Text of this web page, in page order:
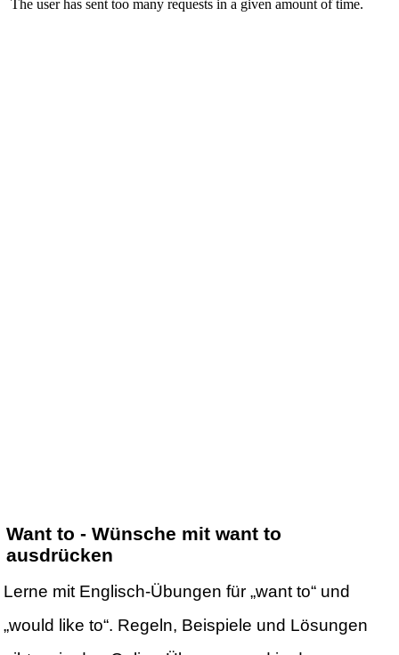
Want to - Wünsche mit want to
ausdrücken
Lerne mit Englisch-Übungen für „want to“ und
„would like to“. Regeln, Beispiele und Lösungen